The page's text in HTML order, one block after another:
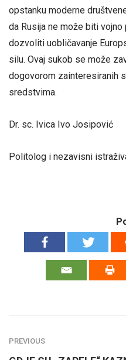
opstanku moderne
da Rusija ne može biti
dozvoliti uobličavanje
silu. Ovaj sukob se može
dogovorom zainteresiranih
sredstvima.
Dr. sc. Ivica Ivo Josipović
Politolog i nezavisni
PREVIOUS